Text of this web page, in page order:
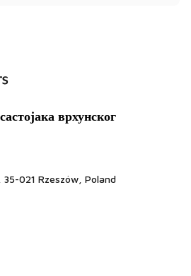
врхунског
021 Rzeszów, Poland